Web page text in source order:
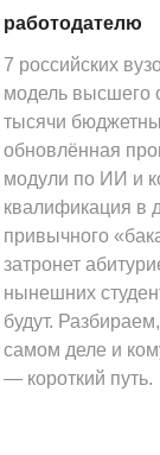
работодателю
7 российских
модель высшего
тысячи
обновлённая
модули по ИИ и
квалификация в
привычного
затронет
нынешних
будут.
самом деле и
— короткий путь.